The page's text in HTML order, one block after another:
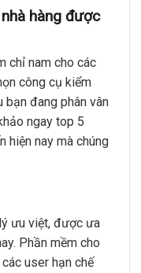
hàng được
chỉ nam cho các
công cụ kiểm
bạn đang phân vân
ngay top 5
hiện nay mà chúng
ưu việt, được ưa
Phần mềm cho
user hạn chế